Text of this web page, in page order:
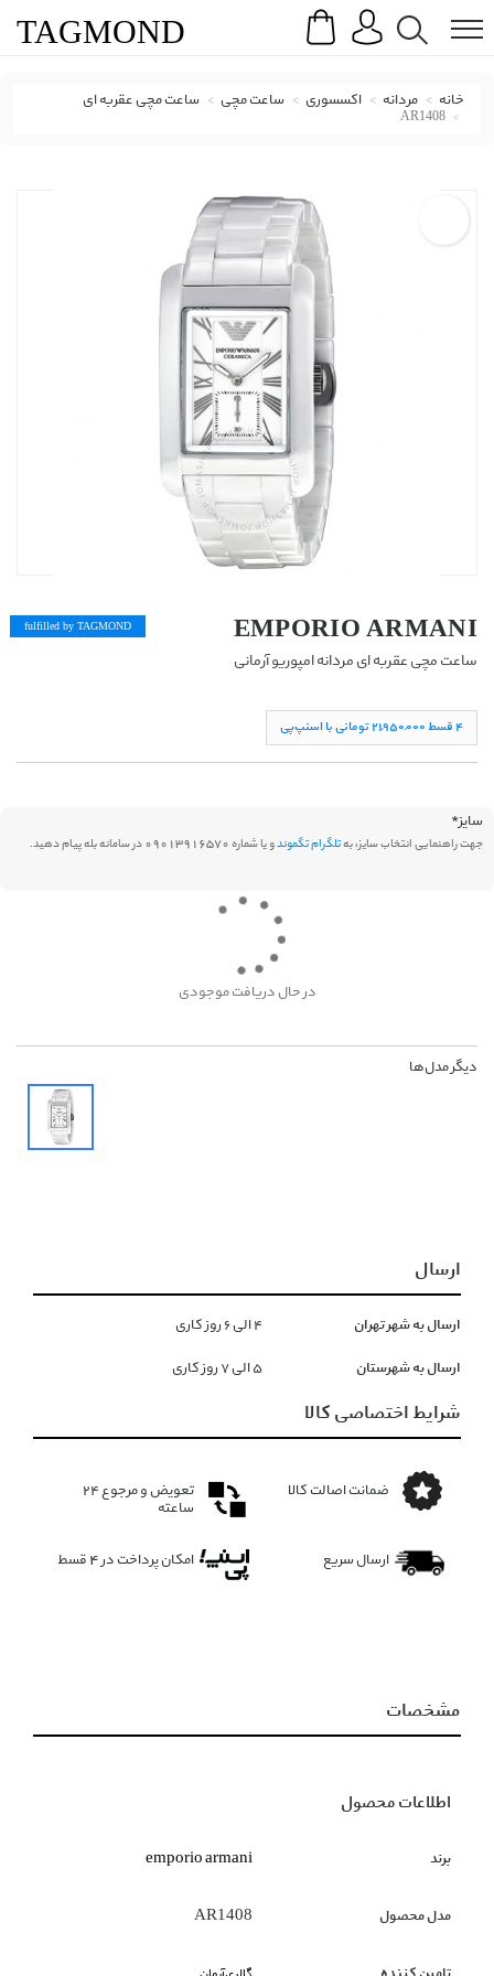
Search
TAGMOND
خانه مردانه اکسسوری ساعت مچی ساعت مچی عقربه ای
AR1408
EMPORIO ARMANI
ساعت مچی عقربه ای مردانه امپوریو آرمانی
fulfilled by TAGMOND
۴ قسط ۲١,۹۵۰,۰۰۰ تومانی با اسنپ‌پی
سایز*
جهت راهنمایی انتخاب سایز، بهتلگرام تگموندو یا شماره 09013916570 در سامانه بله پیام دهید.
در حال دریافت موجودی
دیگر مدل‌ها
ارسال
ارسال به شهر تهران ۴ الی ۶ روز کاری
ارسال به شهرستان ۵ الی ۷ روز کاری
شرایط اختصاصی کالا
ضمانت اصالت کالا
تعویض و مرجوع ۲۴
ساعته
ارسال سریع امکان پرداخت در 4 قسط
مشخصات
اطلاعات محصول
برند emporio armani
مدل محصول AR1408